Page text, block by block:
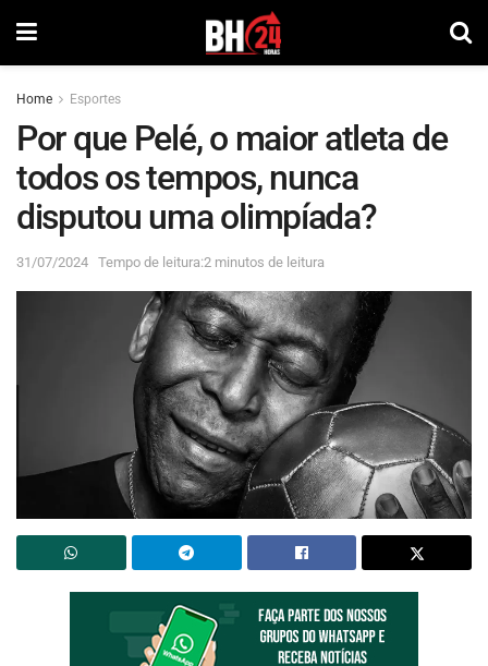
Home Esportes
Por que Pelé, o maior atleta de
todos os tempos, nunca
disputou uma olimpíada?
31/07/2024 Tempo de leitura:2 minutos de leitura